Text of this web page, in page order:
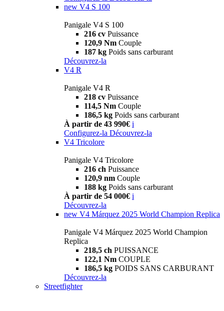
new V4 S 100
Panigale V4 S 100
216 cv Puissance
120,9 Nm Couple
187 kg Poids sans carburant
Découvrez-la
V4 R
Panigale V4 R
218 cv Puissance
114,5 Nm Couple
186,5 kg Poids sans carburant
À partir de 43 990€ i
Configurez-la Découvrez-la
V4 Tricolore
Panigale V4 Tricolore
216 ch Puissance
120,9 nm Couple
188 kg Poids sans carburant
À partir de 54 000€ i
Découvrez-la
new V4 Márquez 2025 World Champion Replica
Panigale V4 Márquez 2025 World Champion
Replica
218,5 ch PUISSANCE
122,1 Nm COUPLE
186,5 kg POIDS SANS CARBURANT
Découvrez-la
Streetfighter